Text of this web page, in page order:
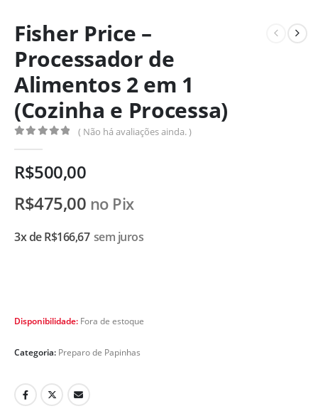
Fisher Price –
Processador de
Alimentos 2 em 1
(Cozinha e Processa)
( Não há avaliações ainda. )
R$500,00
R$475,00 no Pix
3x deR$166,67 sem juros
Disponibilidade: Fora de estoque
Categoria: Preparo de Papinhas